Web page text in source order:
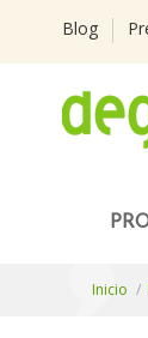
Blog
Inicio